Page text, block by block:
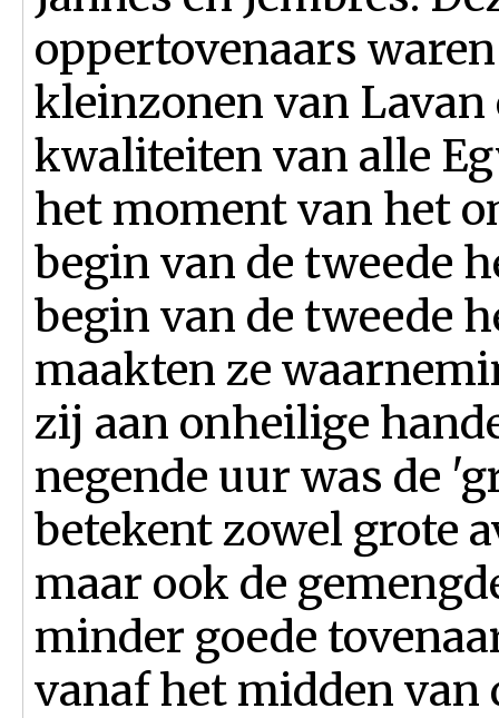
oppertovenaars
kleinzonen van Lavan
kwaliteiten van alle
het moment van het
begin van de tweede
begin van de tweede
maakten ze
zij aan onheilige
negende uur was de
betekent zowel grote
maar ook de
minder goede
vanaf het midden van